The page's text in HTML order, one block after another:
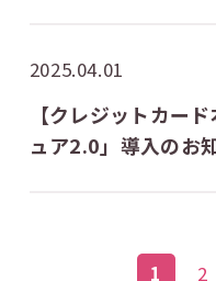
2025.04.01
【クレジットカー
ュア2.0」導入のお
1 2